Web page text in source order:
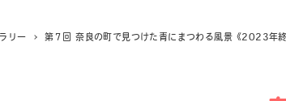
リー 第７回 奈良の町で見つけた青にまつわる風景《2023年終